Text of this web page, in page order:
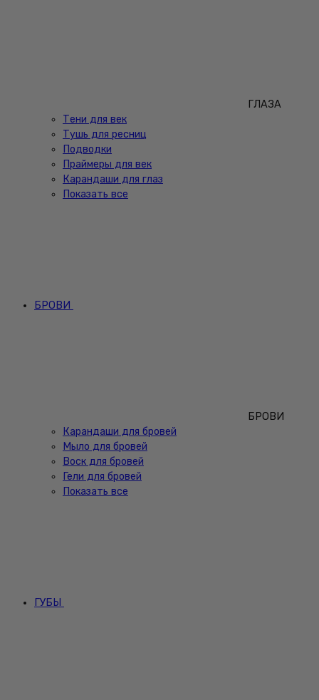
ГЛАЗА
Тени для век
Тушь для ресниц
Подводки
Праймеры для век
Карандаши для глаз
Показать все
БРОВИ
БРОВИ
Карандаши для бровей
Мыло для бровей
Воск для бровей
Гели для бровей
Показать все
ГУБЫ